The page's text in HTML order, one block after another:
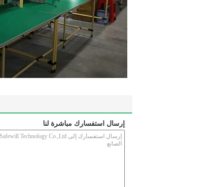
إرسال استفسارك مباشرة لنا